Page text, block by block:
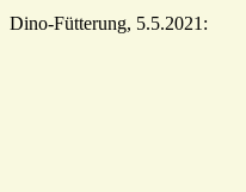
Dino-Fütterung, 5.5.2021: